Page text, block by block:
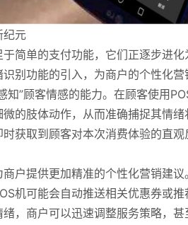
纪元
简单的支付功能，它们正逐步进
别功能的引入，为商户的个性化营
”顾客情感的能力。在顾客使用
的肢体动作，从而准确捕捉其情
获取到顾客对本次消费体验的直
户提供更加精准的个性化营销建
机可能会自动推送相关优惠券或
，商户可以迅速调整服务策略，